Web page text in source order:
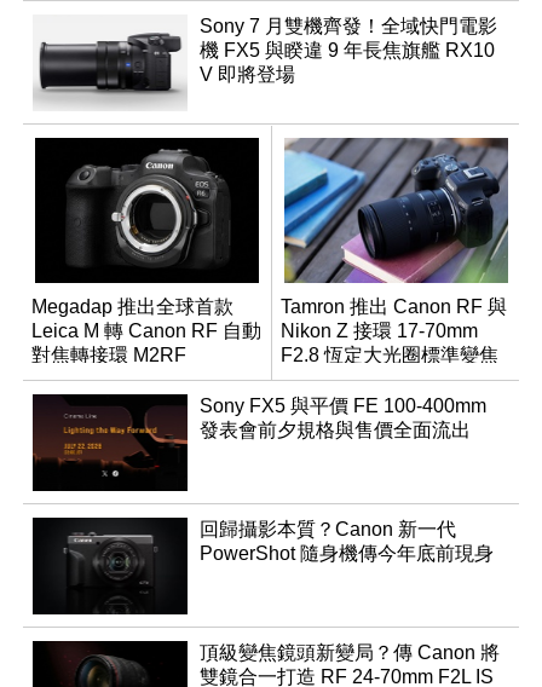
Sony 7 月雙機齊發！全域快門電影
機 FX5 與睽違 9 年長焦旗艦 RX10
V 即將登場
Megadap 推出全球首款
Leica M 轉 Canon RF 自動
對焦轉接環 M2RF
Tamron 推出 Canon RF 與
Nikon Z 接環 17-70mm
F2.8 恆定大光圈標準變焦
鏡
Sony FX5 與平價 FE 100-400mm
發表會前夕規格與售價全面流出
回歸攝影本質？Canon 新一代
PowerShot 隨身機傳今年底前現身
頂級變焦鏡頭新變局？傳 Canon 將
雙鏡合一打造 RF 24-70mm F2L IS